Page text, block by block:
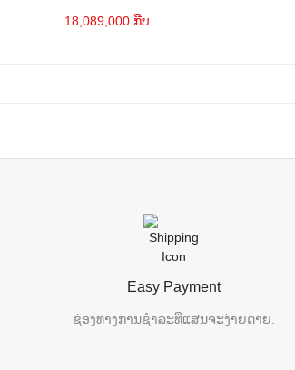
18,089,000 ກີບ
ຕິດຕໍ່
Easy Payment
ຊ່ອງທາງການຊຳລະທີ່ແສນຈະງ່າຍດາຍ.